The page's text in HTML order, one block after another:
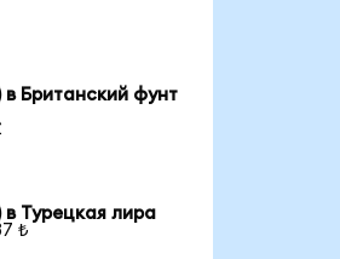
Британский фунт
Турецкая лира
₺